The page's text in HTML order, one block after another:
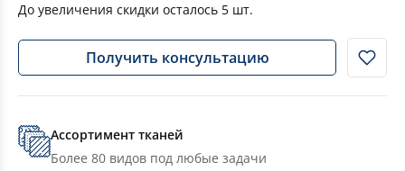
До увеличения скидки осталось 5 шт.
Получить консультацию
Ассортимент тканей
Более 80 видов под любые задачи